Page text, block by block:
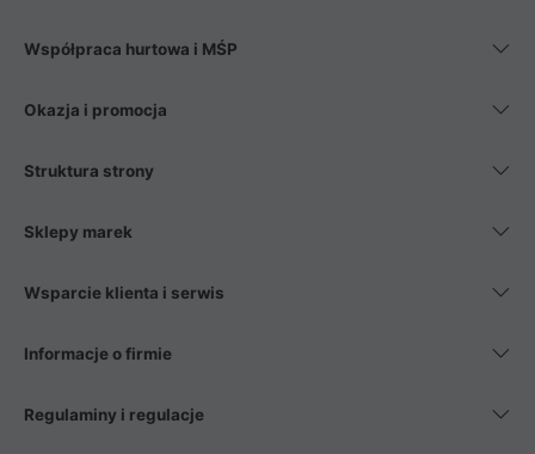
Współpraca hurtowa i MŚP
Okazja i promocja
Struktura strony
Sklepy marek
Wsparcie klienta i serwis
Informacje o firmie
Regulaminy i regulacje